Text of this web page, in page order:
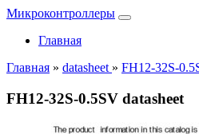
Микроконтроллеры
Главная
Главная » datasheet » FH12-32S-
FH12-32S-0.5SV datasheet